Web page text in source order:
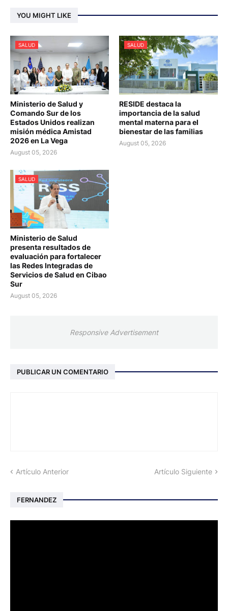
YOU MIGHT LIKE
SALUD
Ministerio de Salud y
Comando Sur de los
Estados Unidos realizan
misión médica Amistad
2026 en La Vega
August 05, 2026
SALUD
RESIDE destaca la
importancia de la salud
mental materna para el
bienestar de las familias
August 05, 2026
SALUD
Ministerio de Salud
presenta resultados de
evaluación para fortalecer
las Redes Integradas de
Servicios de Salud en Cibao
Sur
August 05, 2026
Responsive Advertisement
PUBLICAR UN COMENTARIO
Artículo Anterior Artículo Siguiente
FERNANDEZ